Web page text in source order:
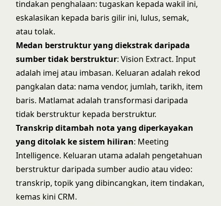
tindakan penghalaan: tugaskan kepada wakil ini,
eskalasikan kepada baris gilir ini, lulus, semak,
atau tolak.
Medan berstruktur yang diekstrak daripada
sumber tidak berstruktur: Vision Extract. Input
adalah imej atau imbasan. Keluaran adalah rekod
pangkalan data: nama vendor, jumlah, tarikh, item
baris. Matlamat adalah transformasi daripada
tidak berstruktur kepada berstruktur.
Transkrip ditambah nota yang diperkayakan
yang ditolak ke sistem hiliran: Meeting
Intelligence. Keluaran utama adalah pengetahuan
berstruktur daripada sumber audio atau video:
transkrip, topik yang dibincangkan, item tindakan,
kemas kini CRM.